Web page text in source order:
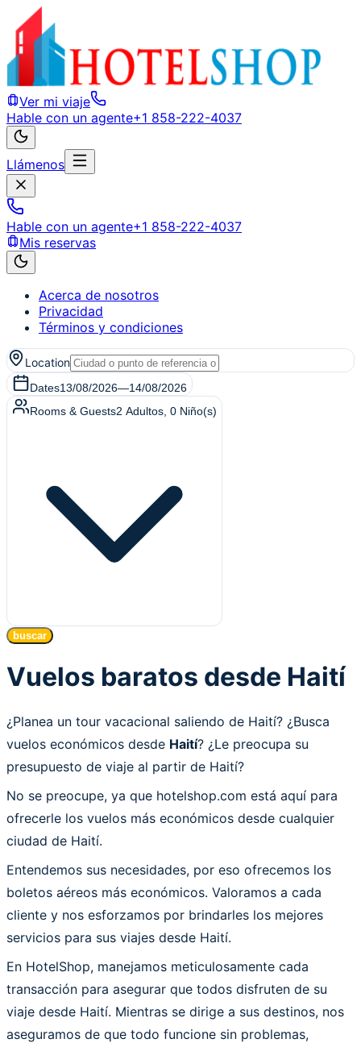
Ver mi viaje
Hable con un agente+1 858-222-4037
Llámenos
Hable con un agente+1 858-222-4037
Mis reservas
Acerca de nosotros
Privacidad
Términos y condiciones
Location
Dates13/08/2026—14/08/2026
Rooms & Guests2 Adultos 0 Niño(s)
buscar
Vuelos baratos desde Haití
¿Planea un tour vacacional saliendo de Haití? ¿Busca
vuelos económicos desde Haití? ¿Le preocupa su
presupuesto de viaje al partir de Haití?
No se preocupe, ya que hotelshop.com está aquí para
ofrecerle los vuelos más económicos desde cualquier
ciudad de Haití.
Entendemos sus necesidades, por eso ofrecemos los
boletos aéreos más económicos. Valoramos a cada
cliente y nos esforzamos por brindarles los mejores
servicios para sus viajes desde Haití.
En HotelShop, manejamos meticulosamente cada
transacción para asegurar que todos disfruten de su
viaje desde Haití. Mientras se dirige a sus destinos, nos
aseguramos de que todo funcione sin problemas,